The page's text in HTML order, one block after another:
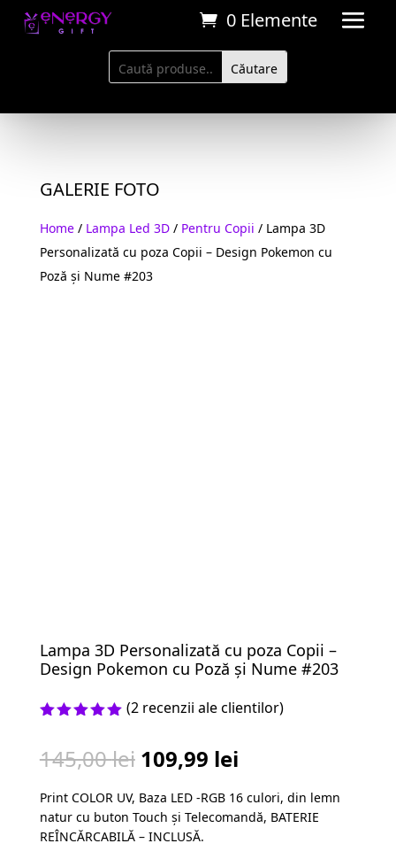
0 Elemente
GALERIE FOTO
Home/ Lampa Led 3D/ Pentru Copii / Lampa 3D
Personalizată cu poza Copii – Design Pokemon cu
Poză și Nume #203
Lampa 3D Personalizată cu poza Copii –
Design Pokemon cu Poză și Nume #203
pe baza a
evaluări
clienți
(2 recenzii ale clientilor)
145,00lei Prețul
a
fost:
109,99 leiPrețul
este:
109,99 lei.
Print COLOR UV, Baza LED -RGB 16 culori, din lemn
natur cu buton Touch și Telecomandă, BATERIE
REÎNCĂRCABILĂ – INCLUSĂ.